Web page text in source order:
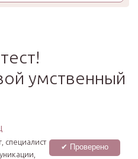
умственный
специалист
✔ Проверено